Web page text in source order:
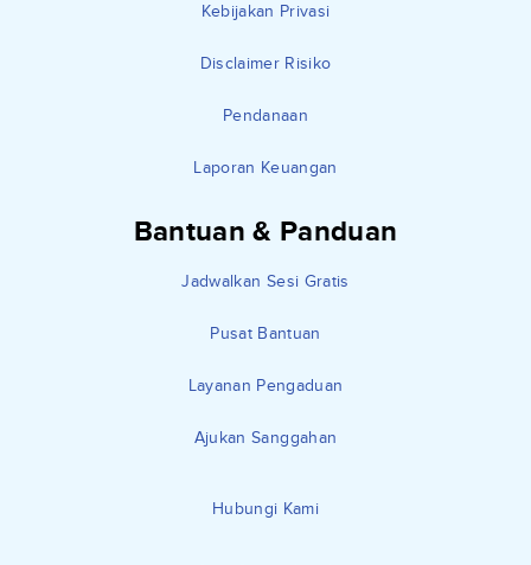
Kebijakan Privasi
Disclaimer Risiko
Pendanaan
Laporan Keuangan
Bantuan & Panduan
Jadwalkan Sesi Gratis
Pusat Bantuan
Layanan Pengaduan
Ajukan Sanggahan
Hubungi Kami